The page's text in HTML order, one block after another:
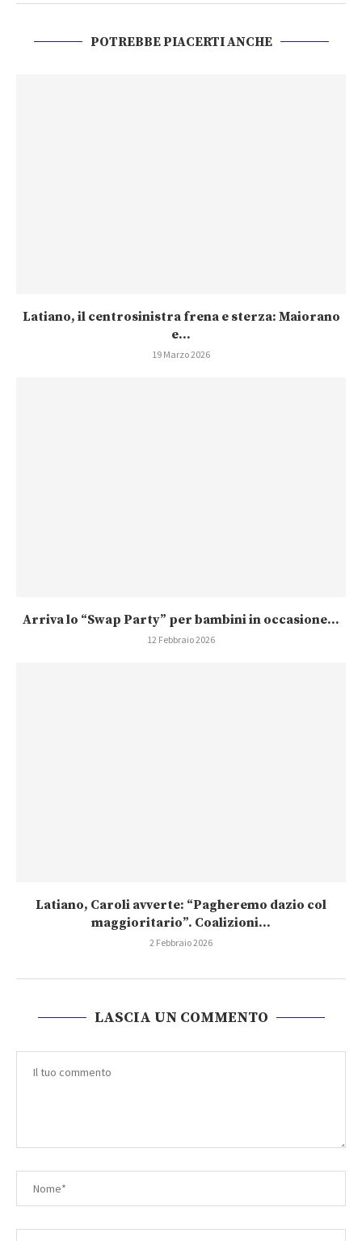
POTREBBE PIACERTI ANCHE
Latiano, il centrosinistra frena e sterza: Maiorano
e...
19 Marzo 2026
Arriva lo “Swap Party” per bambini in occasione...
12 Febbraio 2026
Latiano, Caroli avverte: “Pagheremo dazio col
maggioritario”. Coalizioni...
2 Febbraio 2026
LASCIA UN COMMENTO